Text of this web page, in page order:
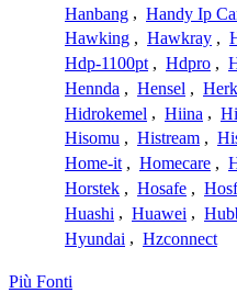
Hanbang , Handy Ip
Hawking , Hawkray ,
Hdp-1100pt , Hdpro ,
Hennda , Hensel ,
Hidrokemel , Hiina ,
Hisomu , Histream ,
Home-it , Homecare ,
Horstek , Hosafe ,
Huashi , Huawei ,
Hyundai , Hzconnect
Più Fonti